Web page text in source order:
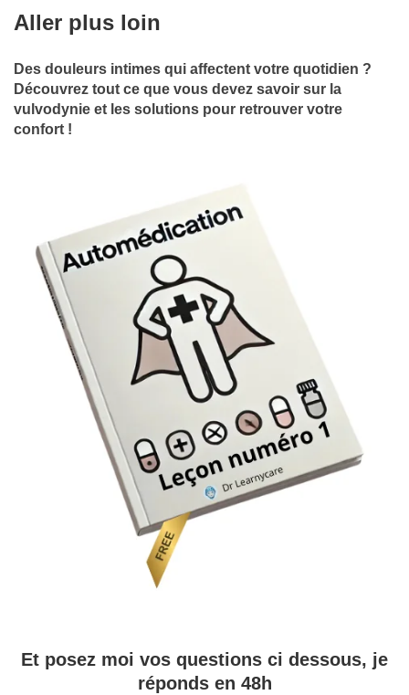
Aller plus loin
Des douleurs intimes qui affectent votre quotidien ?
Découvrez tout ce que vous devez savoir sur la
vulvodynie et les solutions pour retrouver votre
confort !
Et posez moi vos questions ci dessous, je
réponds en 48h